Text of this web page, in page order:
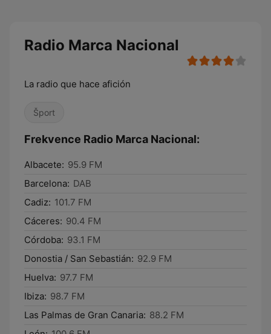
Radio Marca Nacional
La radio que hace afición
Šport
Frekvence Radio Marca Nacional:
Albacete: 95.9 FM
Barcelona: DAB
Cadiz: 101.7 FM
Cáceres: 90.4 FM
Córdoba: 93.1 FM
Donostia / San Sebastián: 92.9 FM
Huelva: 97.7 FM
Ibiza: 98.7 FM
Las Palmas de Gran Canaria: 88.2 FM